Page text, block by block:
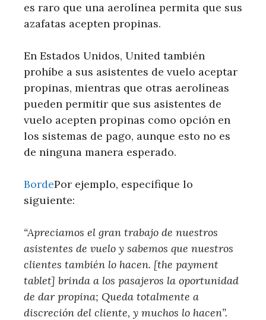
es raro que una aerolínea permita que sus
azafatas acepten propinas.
En Estados Unidos, United también
prohíbe a sus asistentes de vuelo aceptar
propinas, mientras que otras aerolíneas
pueden permitir que sus asistentes de
vuelo acepten propinas como opción en
los sistemas de pago, aunque esto no es
de ninguna manera esperado.
BordePor ejemplo, especifique lo
siguiente:
“Apreciamos el gran trabajo de nuestros
asistentes de vuelo y sabemos que nuestros
clientes también lo hacen. [the payment
tablet] brinda a los pasajeros la oportunidad
de dar propina; Queda totalmente a
discreción del cliente, y muchos lo hacen”.